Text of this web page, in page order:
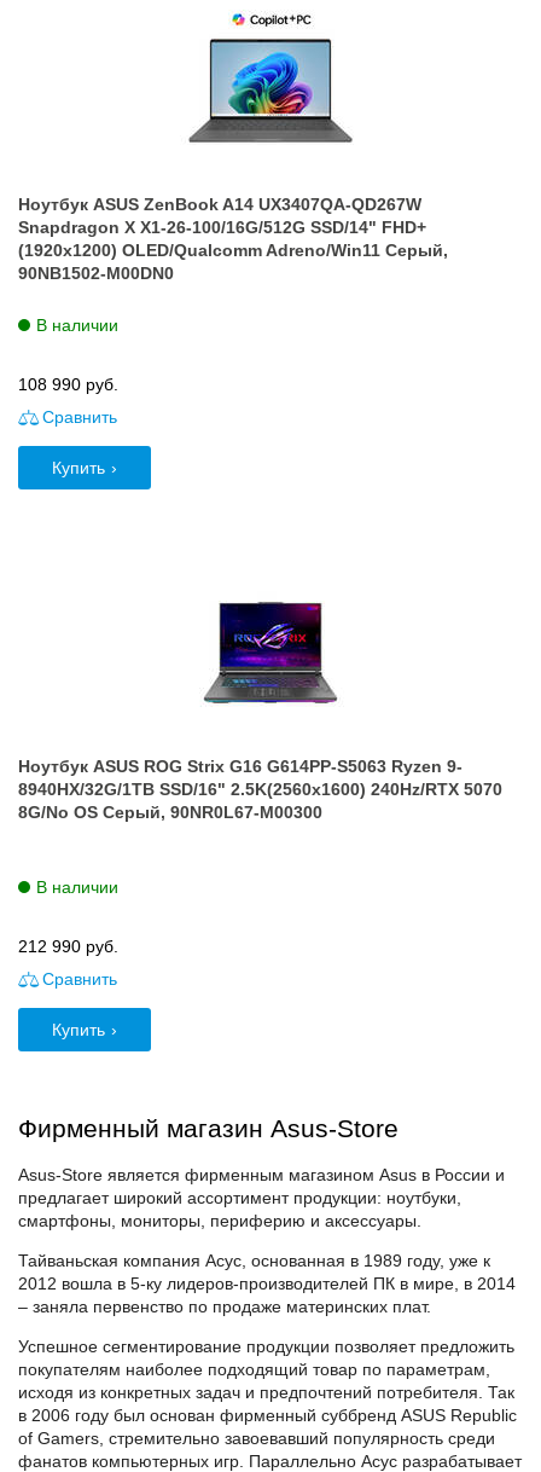
Ноутбук ASUS ZenBook A14 UX3407QA-QD267W
Snapdragon X X1-26-100/16G/512G SSD/14" FHD+
(1920x1200) OLED/Qualcomm Adreno/Win11 Серый,
90NB1502-M00DN0
В наличии
108 990 руб.
Сравнить
Купить
Ноутбук ASUS ROG Strix G16 G614PP-S5063 Ryzen 9-
8940HX/32G/1TB SSD/16" 2.5K(2560x1600) 240Hz/RTX 5070
8G/No OS Серый, 90NR0L67-M00300
В наличии
212 990 руб.
Сравнить
Купить
Фирменный магазин Asus-Store
Asus-Store является фирменным магазином Asus в России и
предлагает широкий ассортимент продукции: ноутбуки,
смартфоны, мониторы, периферию и аксессуары.
Тайваньская компания Асус, основанная в 1989 году, уже к
2012 вошла в 5-ку лидеров-производителей ПК в мире, в 2014
– заняла первенство по продаже материнских плат.
Успешное сегментирование продукции позволяет предложить
покупателям наиболее подходящий товар по параметрам,
исходя из конкретных задач и предпочтений потребителя. Так
в 2006 году был основан фирменный суббренд ASUS Republic
of Gamers, стремительно завоевавший популярность среди
фанатов компьютерных игр. Параллельно Асус разрабатывает